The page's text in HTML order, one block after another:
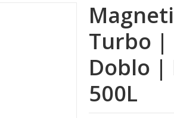
Turbo |
Doblo |
500L